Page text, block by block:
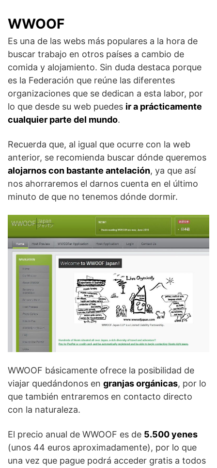
WWOOF
Es una de las webs más populares a la hora de
buscar trabajo en otros países a cambio de
comida y alojamiento. Sin duda destaca porque
es la Federación que reúne las diferentes
organizaciones que se dedican a esta labor, por
lo que desde su web puedes ir a prácticamente
cualquier parte del mundo.
Recuerda que, al igual que ocurre con la web
anterior, se recomienda buscar dónde queremos
alojarnos con bastante antelación, ya que así
nos ahorraremos el darnos cuenta en el último
minuto de que no tenemos dónde dormir.
WWOOF básicamente ofrece la posibilidad de
viajar quedándonos en granjas orgánicas, por lo
que también entraremos en contacto directo
con la naturaleza.
El precio anual de WWOOF es de 5.500 yenes
(unos 44 euros aproximadamente), por lo que
una vez que pague podrá acceder gratis a todos